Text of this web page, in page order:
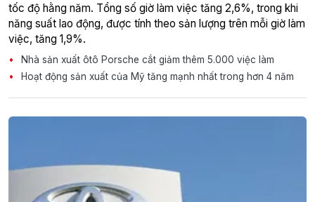
tốc độ hằng năm. Tổng số giờ làm việc tăng 2,6%, trong khi
năng suất lao động, được tính theo sản lượng trên mỗi giờ làm
việc, tăng 1,9%.
Nhà sản xuất ôtô Porsche cắt giảm thêm 5.000 việc làm
Hoạt động sản xuất của Mỹ tăng mạnh nhất trong hơn 4 năm